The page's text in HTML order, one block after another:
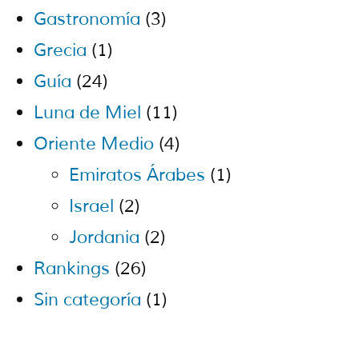
Gastronomía (3)
Grecia (1)
Guía (24)
Luna de Miel (11)
Oriente Medio (4)
Emiratos Árabes (1)
Israel (2)
Jordania (2)
Rankings (26)
Sin categoría (1)